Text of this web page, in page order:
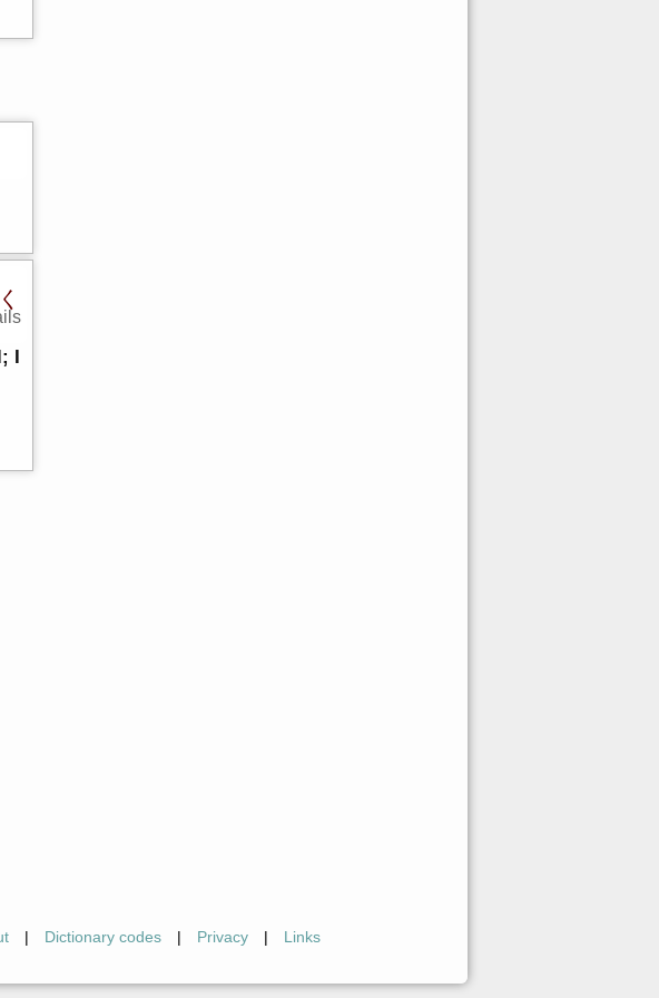
I
| Dictionary codes | Privacy | Links